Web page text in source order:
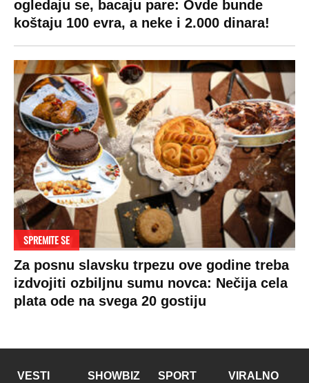
VESTI
Društvo
Hronika
Ekonomija
Beograd
Zasadi drvo
Kosovo
Sudbine
SHOWBIZ
Zvezde
Holivud
Kviz
SPORT
Košarka
Ostali sportovi
Navijači
Showtime
VIRALNO
Svaštara
Tiktok
LIFESTYLE
Život
Stil
Ljubav
Zdravlje
Hi-Tech
Kultura
SVET
Planeta
Globalno zagrevanje
Hrvatska
BiH
Crna Gora
Makedonija
Auto
MONDO INC.
Impressum
Kontakt
Marketing
Politika o kolačićima
Uslovi korišćenja
Politika privatnosti
Privacy policy
Terms of service